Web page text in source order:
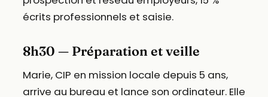
écrits professionnels et saisie.
8h30 — Préparation et veille
Marie, CIP en mission locale depuis 5 ans,
arrive au bureau et lance son ordinateur. Elle